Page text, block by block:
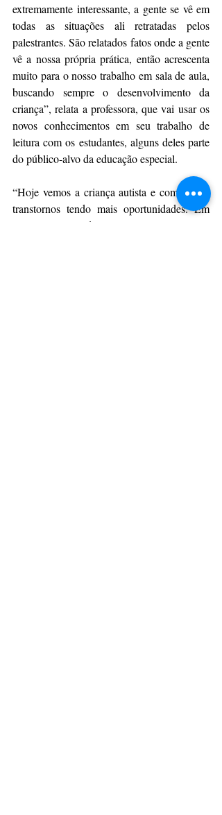
extremamente interessante, a gente se vê em
todas as situações ali retratadas pelos
palestrantes. São relatados fatos onde a gente
vê a nossa própria prática, então acrescenta
muito para o nosso trabalho em sala de aula,
buscando sempre o desenvolvimento da
criança”, relata a professora, que vai usar os
novos conhecimentos em seu trabalho de
leitura com os estudantes, alguns deles parte
do público-alvo da educação especial.
“Hoje vemos a criança autista e com outros
transtornos tendo mais oportunidades. Em
nossa escola, todos os alunos participaram